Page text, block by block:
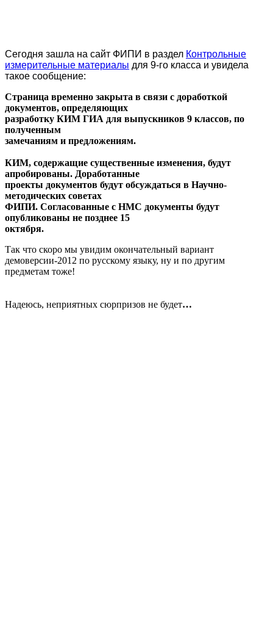
Сегодня зашла на сайт ФИПИ в раздел Контрольные
измерительные материалы для 9-го класса и увидела
такое сообщение:
Страница временно закрыта в связи с доработкой
документов, определяющих
разработку КИМ ГИА для выпускников 9 классов, по
полученным
замечаниям и предложениям.
КИМ, содержащие существенные изменения, будут
апробированы. Доработанные
проекты документов будут обсуждаться в Научно-
методических советах
ФИПИ. Согласованные с НМС документы будут
опубликованы не позднее 15
октября.
Так что скоро мы увидим окончательный вариант
демоверсии-2012 по русскому языку, ну и по другим
предметам тоже!
Надеюсь, неприятных сюрпризов не будет…